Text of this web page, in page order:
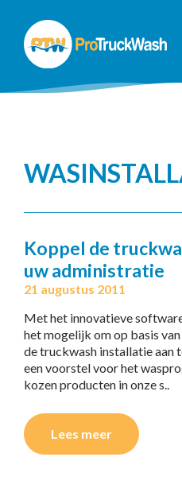
Koppel de
uw administratie
21 augustus 2011
Met het innovatieve
het mogelijk om op basis
de truckwash installatie aan
een voorstel voor het
kozen producten in onze s..
Lees meer